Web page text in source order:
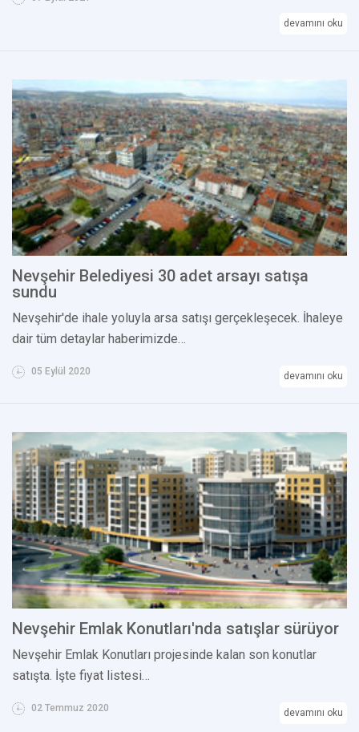
devamını oku
Nevşehir Belediyesi 30 adet arsayı satışa
sundu
Nevşehir'de ihale yoluyla arsa satışı gerçekleşecek. İhaleye
dair tüm detaylar haberimizde…
05 Eylül 2020 devamını oku
Nevşehir Emlak Konutları'nda satışlar sürüyor
Nevşehir Emlak Konutları projesinde kalan son konutlar
satışta. İşte fiyat listesi…
02 Temmuz 2020 devamını oku